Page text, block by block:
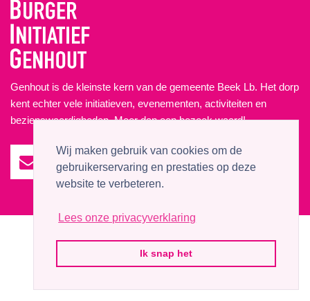
Wij maken gebruik van cookies om de
gebruikerservaring en prestaties op deze
website te verbeteren.
Lees onze privacyverklaring
Ik snap het
Genhout is de kleinste kern van de gemeente Beek Lb. Het dorp
kent echter vele initiatieven, evenementen, activiteiten en
bezienswaardigheden. Meer dan een bezoek waard!
Website byP&P Company